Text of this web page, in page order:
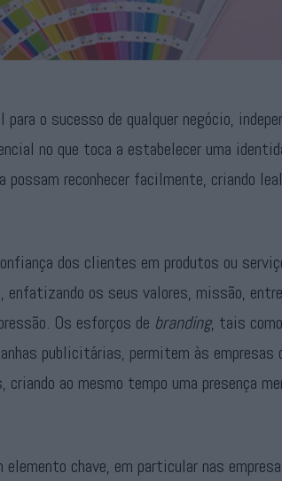
o sucesso de qualquer negócio,
no que toca a estabelecer uma
reconhecer facilmente, criando
dos clientes em produtos ou
enfatizando os seus valores, missão,
Os esforços de branding, tais
publicitárias, permitem às empresas
ao mesmo tempo uma presença
elemento chave, em particular nas